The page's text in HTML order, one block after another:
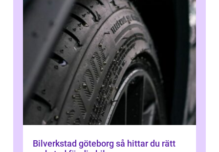
Bilverkstad göteborg så hittar du rätt